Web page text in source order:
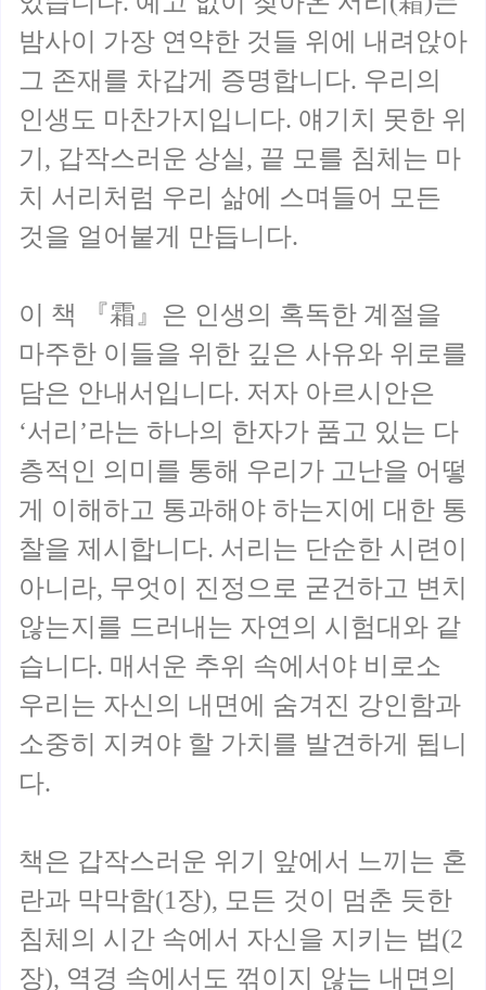
밤사이 가장 연약한 것들 위에 내려앉아
그 존재를 차갑게 증명합니다. 우리의
인생도 마찬가지입니다. 얘기치 못한 위
기, 갑작스러운 상실, 끝 모를 침체는 마
치 서리처럼 우리 삶에 스며들어 모든
것을 얼어붙게 만듭니다.
이 책 『霜』은 인생의 혹독한 계절을
마주한 이들을 위한 깊은 사유와 위로를
담은 안내서입니다. 저자 아르시안은
‘서리’라는 하나의 한자가 품고 있는 다
층적인 의미를 통해 우리가 고난을 어떻
게 이해하고 통과해야 하는지에 대한 통
찰을 제시합니다. 서리는 단순한 시련이
아니라, 무엇이 진정으로 굳건하고 변치
않는지를 드러내는 자연의 시험대와 같
습니다. 매서운 추위 속에서야 비로소
우리는 자신의 내면에 숨겨진 강인함과
소중히 지켜야 할 가치를 발견하게 됩니
다.
책은 갑작스러운 위기 앞에서 느끼는 혼
란과 막막함(1장), 모든 것이 멈춘 듯한
침체의 시간 속에서 자신을 지키는 법(2
장), 역경 속에서도 꺾이지 않는 내면의